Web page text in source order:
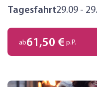
Barockgärten. 3 x
renovierten Porta-
Tagesfahrt29.09 -
ab61,50 € p.P.